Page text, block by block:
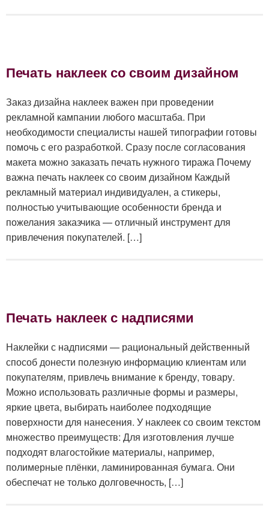
Печать наклеек со своим дизайном
Заказ дизайна наклеек важен при проведении
рекламной кампании любого масштаба. При
необходимости специалисты нашей типографии готовы
помочь с его разработкой. Сразу после согласования
макета можно заказать печать нужного тиража Почему
важна печать наклеек со своим дизайном Каждый
рекламный материал индивидуален, а стикеры,
полностью учитывающие особенности бренда и
пожелания заказчика — отличный инструмент для
привлечения покупателей. […]
Печать наклеек с надписями
Наклейки с надписями — рациональный действенный
способ донести полезную информацию клиентам или
покупателям, привлечь внимание к бренду, товару.
Можно использовать различные формы и размеры,
яркие цвета, выбирать наиболее подходящие
поверхности для нанесения. У наклеек со своим текстом
множество преимуществ: Для изготовления лучше
подходят влагостойкие материалы, например,
полимерные плёнки, ламинированная бумага. Они
обеспечат не только долговечность, […]